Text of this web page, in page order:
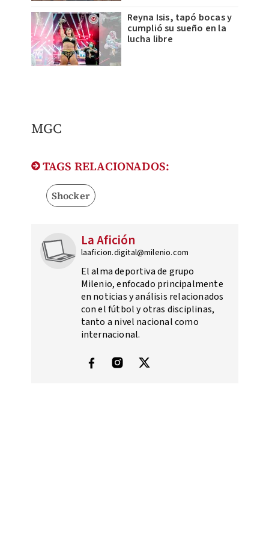
Reyna Isis, tapó bocas y
cumplió su sueño en la
lucha libre
MGC
TAGS RELACIONADOS:
Shocker
La Afición
laaficion.digital@milenio.com
El alma deportiva de grupo
Milenio, enfocado principalmente
en noticias y análisis relacionados
con el fútbol y otras disciplinas,
tanto a nivel nacional como
internacional.